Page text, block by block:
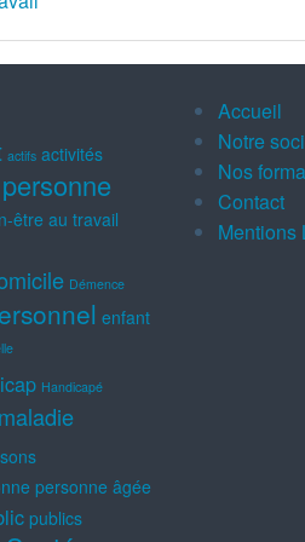
actifs activités
être au travail
Démence
enfant
Handicapé
maladie
personne âgée
publics
Accueil
Notre
Nos
Contact
Mentions